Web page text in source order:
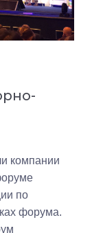
компании
по
форума.